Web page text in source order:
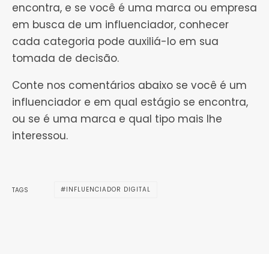
encontra, e se você é uma marca ou empresa
em busca de um influenciador, conhecer
cada categoria pode auxiliá-lo em sua
tomada de decisão.
Conte nos comentários abaixo se você é um
influenciador e em qual estágio se encontra,
ou se é uma marca e qual tipo mais lhe
interessou.
TAGS INFLUENCIADOR DIGITAL